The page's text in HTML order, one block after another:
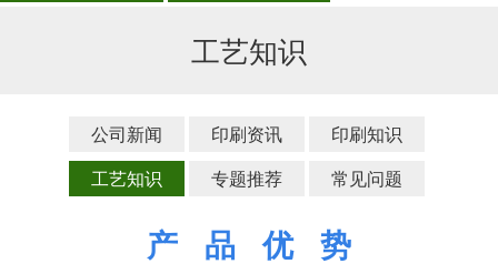
工艺知识
公司新闻 印刷资讯
印刷知识
工艺知识
专题推荐 常见问题
产 品 优 势